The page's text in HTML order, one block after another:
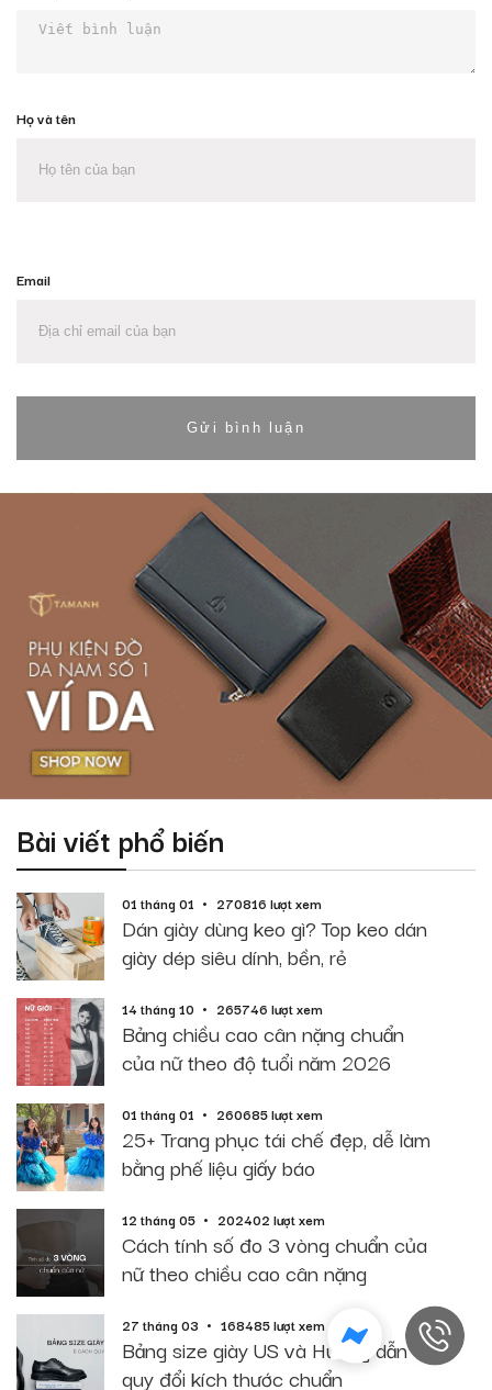
Họ và tên
Email
Bài viết phổ biến
01 tháng 01 270816 lượt xem
Dán giày dùng keo gì? Top keo dán
giày dép siêu dính, bền, rẻ
14 tháng 10 265746 lượt xem
Bảng chiều cao cân nặng chuẩn
của nữ theo độ tuổi năm 2026
01 tháng 01 260685 lượt xem
25+ Trang phục tái chế đẹp, dễ làm
bằng phế liệu giấy báo
12 tháng 05 202402 lượt xem
Cách tính số đo 3 vòng chuẩn của
nữ theo chiều cao cân nặng
27 tháng 03 168485 lượt xem
Bảng size giày US và Hướng dẫn
quy đổi kích thước chuẩn